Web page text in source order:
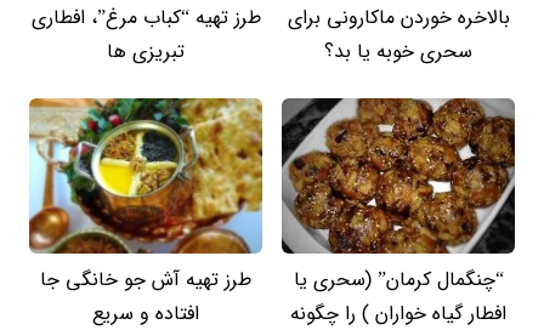
بالاخره خوردن ماکارونی برای
سحری خوبه یا بد؟
طرز تهیه “کباب مرغ”، افطاری
تبریزی ها
“چنگمال کرمان” (سحری یا
افطار گیاه خواران ) را چگونه
طرز تهیه آش جو خانگی جا
افتاده و سریع